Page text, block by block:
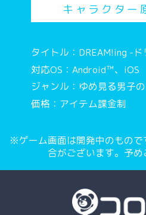
キャラクター
タイトル：DREAM!ing -
対応OS：Android™、iOS
ジャンル：ゆめ見る男子
価格：アイテム課金制
※ゲーム画面は開発中のもの
合がございます。予め